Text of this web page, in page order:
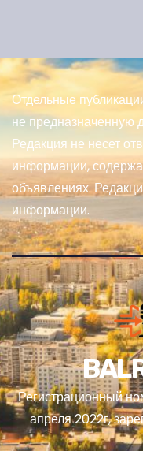
Отдельные
не предназначенную
Редакция не несет
информации,
объявлениях.
информации.
Регистрационный
апреля 2022г,